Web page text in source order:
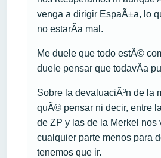
venga a dirigir EspaÃ±a, lo
no estarÃ­a mal.
Me duele que todo estÃ©
duele pensar que todavÃ­a
Sobre la devaluaciÃ³n de la
quÃ© pensar ni decir, entre
de ZP y las de la Merkel nos
cualquier parte menos para
tenemos que ir.